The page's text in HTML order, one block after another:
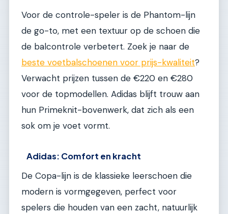
Voor de controle-speler is de Phantom-lijn
de go-to, met een textuur op de schoen die
de balcontrole verbetert. Zoek je naar de
beste voetbalschoenen voor prijs-kwaliteit?
Verwacht prijzen tussen de €220 en €280
voor de topmodellen. Adidas blijft trouw aan
hun Primeknit-bovenwerk, dat zich als een
sok om je voet vormt.
Adidas: Comfort en kracht
De Copa-lijn is de klassieke leerschoen die
modern is vormgegeven, perfect voor
spelers die houden van een zacht, natuurlijk